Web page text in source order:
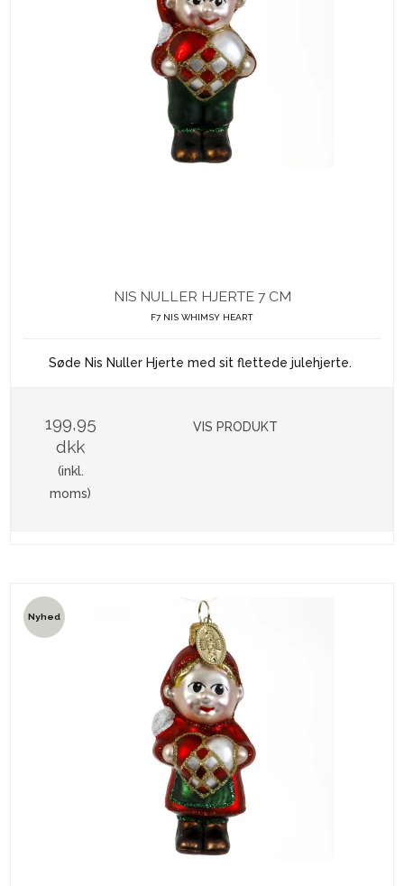
NIS NULLER HJERTE 7 CM
F7 NIS WHIMSY HEART
Søde Nis Nuller Hjerte med sit flettede julehjerte.
199,95
dkk
(inkl.
moms)
VIS PRODUKT
Nyhed